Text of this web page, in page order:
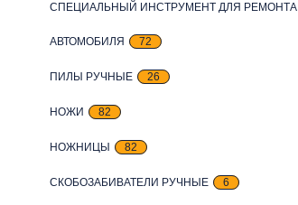
СПЕЦИАЛЬНЫЙ ИНСТРУМЕНТ ДЛЯ РЕМОНТА
АВТОМОБИЛЯ 72
ПИЛЫ РУЧНЫЕ 26
НОЖИ 82
НОЖНИЦЫ 82
СКОБОЗАБИВАТЕЛИ РУЧНЫЕ 6